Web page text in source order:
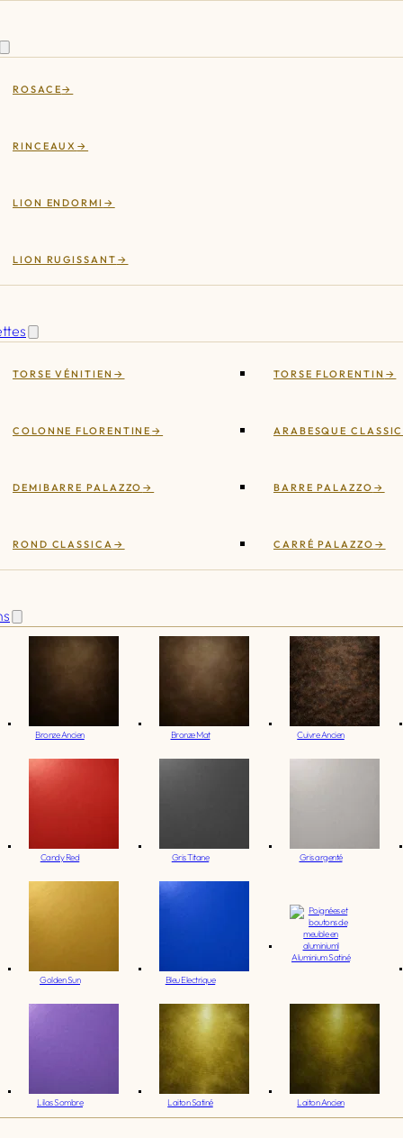
ROSACE
RINCEAUX
LION ENDORMI
LION RUGISSANT
TORSE VÉNITIEN TORSE FLORENTIN
COLONNE FLORENTINE ARABESQUE
DEMIBARRE PALAZZO BARRE PALAZZO
ROND CLASSICA CARRÉ PALAZZO
Bronze Ancien Bronze Mat Cuivre Ancien
Candy Red Gris Titane Gris argenté
Golden Sun Bleu Electrique
Aluminium Satiné
Lilas Sombre Laiton Satiné Laiton Ancien